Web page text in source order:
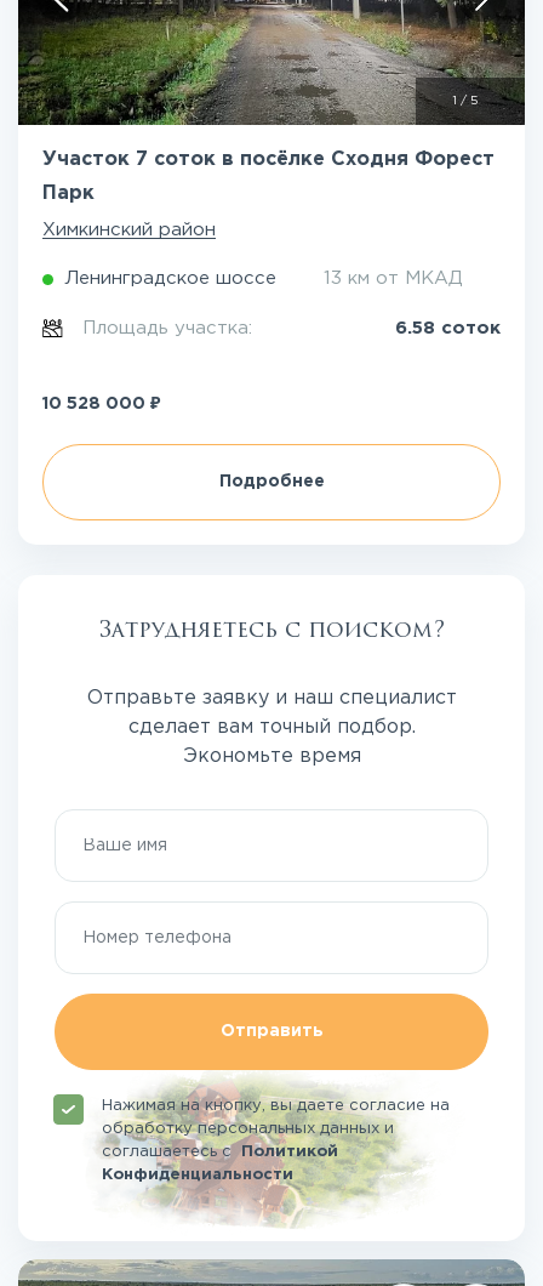
1 / 5
Участок 7 соток в посёлке Сходня Форест
Парк
Химкинский район
Ленинградское шоссе 13 км от МКАД
Площадь участка: 6.58 соток
10 528 000 ₽
Подробнее
Затрудняетесь с поиском?
Отправьте заявку и наш специалист
сделает вам точный подбор.
Экономьте время
Отправить
Нажимая на кнопку, вы даете согласие на
обработку персональных данных и
соглашаетесьсПолитикой
Конфиденциальности